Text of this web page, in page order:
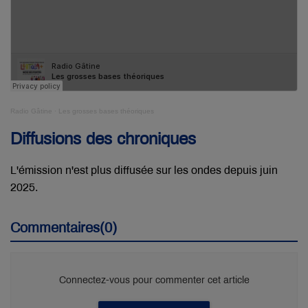
Radio Gâtine
Diffusions des chroniques
L'émission n'est plus diffusée sur les ondes depuis juin
2025.
Commentaires(0)
Connectez-vous pour commenter cet article